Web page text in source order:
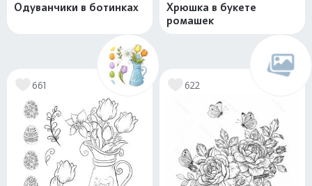
Одуванчики в ботинках
Хрюшка в букете
ромашек
661 622